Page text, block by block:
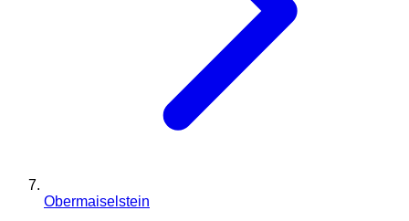
Obermaiselstein